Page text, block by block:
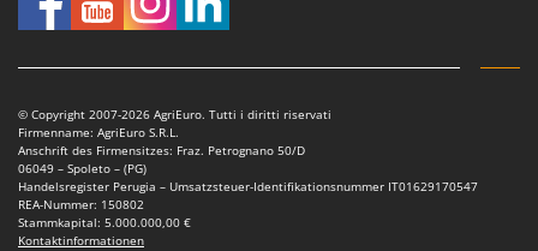
Oliviero
Omas
Ompagrill
Ooni
Oriental Koshin
© Copyright 2007-2026 AgriEuro. Tutti i diritti riservati
Firmenname: AgriEuro S.R.L.
Anschrift des Firmensitzes: Fraz. Petrognano 50/D
06049 – Spoleto – (PG)
Handelsregister Perugia – Umsatzsteuer-Identifikationsnummer IT01629170547
REA-Nummer: 150802
Stammkapital: 5.000.000,00 €
Kontaktinformationen